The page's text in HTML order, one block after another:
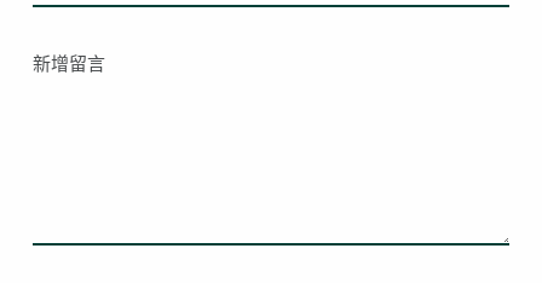
新增留言